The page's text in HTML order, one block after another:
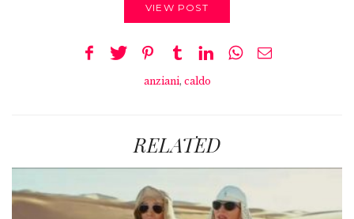
VIEW POST
anziani, caldo
RELATED